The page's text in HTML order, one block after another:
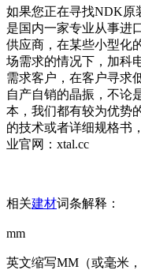
如果您正在寻找NDK原
是国内一家专业从事进
供应商，在某些小型化
场需求的情况下，加科
需求客户，在客户寻求
自产自销的晶振，不论
本，我们都有较为优势
的技术或者详细规格书
业官网：xtal.cc
相关建材词条解释：
mm
英文缩写MM（或毫米